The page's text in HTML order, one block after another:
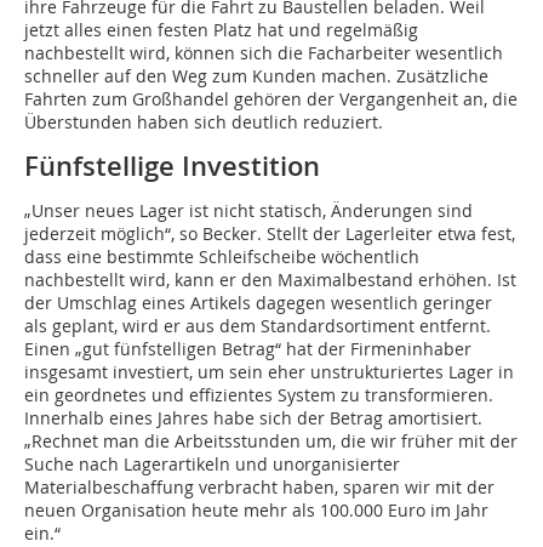
ihre Fahrzeuge für die Fahrt zu Baustellen beladen. Weil
jetzt alles einen festen Platz hat und regelmäßig
nachbestellt wird, können sich die Facharbeiter wesentlich
schneller auf den Weg zum Kunden machen. Zusätzliche
Fahrten zum Großhandel gehören der Vergangenheit an, die
Überstunden haben sich deutlich reduziert.
Fünfstellige Investition
„Unser neues Lager ist nicht statisch, Änderungen sind
jederzeit möglich“, so Becker. Stellt der Lagerleiter etwa fest,
dass eine bestimmte Schleifscheibe wöchentlich
nachbestellt wird, kann er den Maximalbestand erhöhen. Ist
der Umschlag eines Artikels dagegen wesentlich geringer
als geplant, wird er aus dem Standardsortiment entfernt.
Einen „gut fünfstelligen Betrag“ hat der Firmeninhaber
insgesamt investiert, um sein eher unstrukturiertes Lager in
ein geordnetes und effizientes System zu transformieren.
Innerhalb eines Jahres habe sich der Betrag amortisiert.
„Rechnet man die Arbeitsstunden um, die wir früher mit der
Suche nach Lagerartikeln und unorganisierter
Materialbeschaffung verbracht haben, sparen wir mit der
neuen Organisation heute mehr als 100.000 Euro im Jahr
ein.“